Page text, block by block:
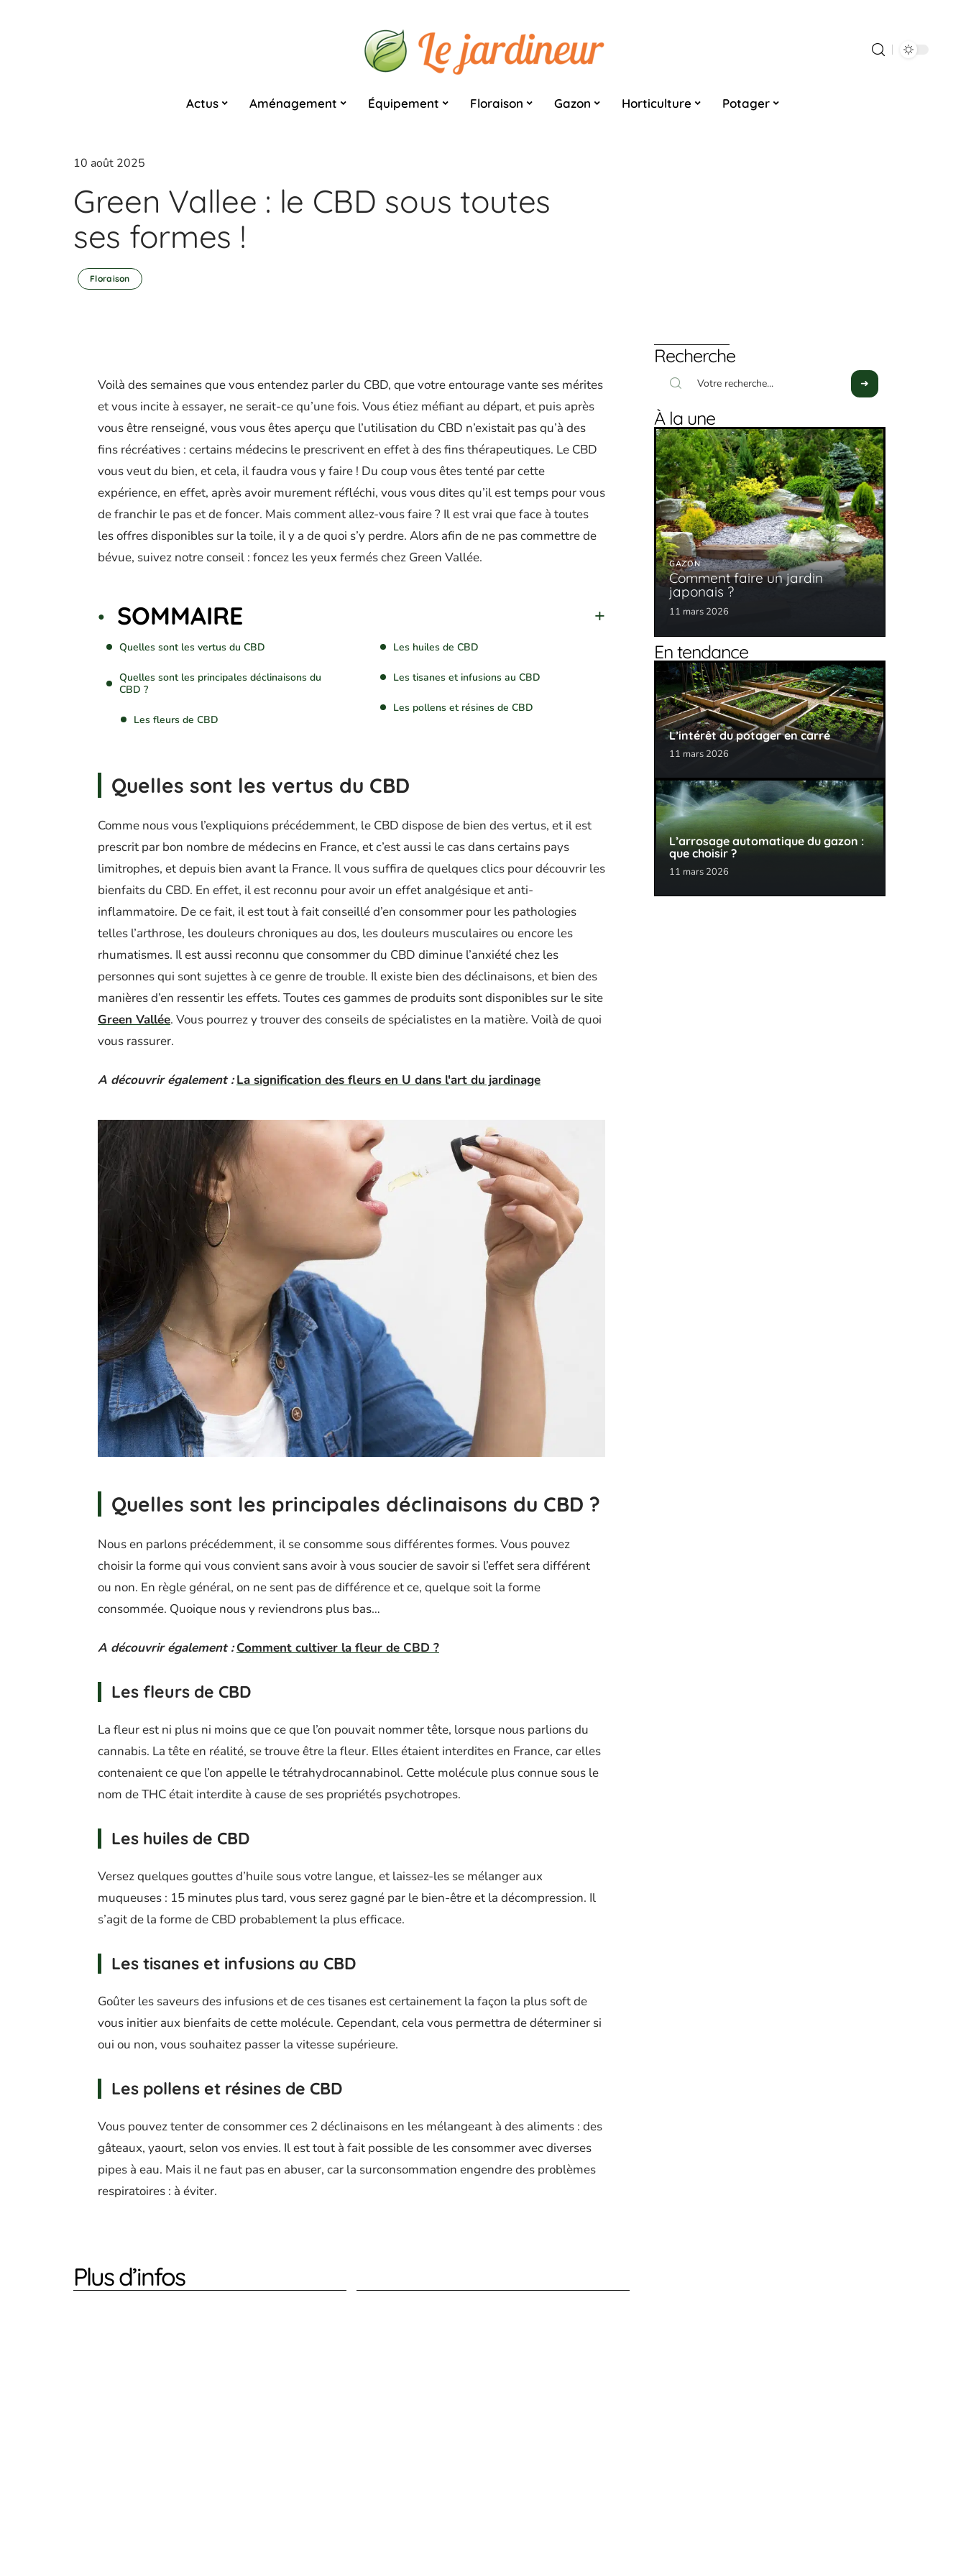
Actus Aménagement Équipement Floraison Gazon Horticulture Potager
10 août 2025
Green Vallee : le CBD sous toutes
ses formes !
Floraison
Voilà des semaines que vous entendez parler du CBD, que votre entourage vante ses mérites
et vous incite à essayer, ne serait-ce qu’une fois. Vous étiez méfiant au départ, et puis après
vous être renseigné, vous vous êtes aperçu que l’utilisation du CBD n’existait pas qu’à des
fins récréatives : certains médecins le prescrivent en effet à des fins thérapeutiques. Le CBD
vous veut du bien, et cela, il faudra vous y faire ! Du coup vous êtes tenté par cette
expérience, en effet, après avoir murement réfléchi, vous vous dites qu’il est temps pour vous
de franchir le pas et de foncer. Mais comment allez-vous faire ? Il est vrai que face à toutes
les offres disponibles sur la toile, il y a de quoi s’y perdre. Alors afin de ne pas commettre de
bévue, suivez notre conseil : foncez les yeux fermés chez Green Vallée.
SOMMAIRE
Quelles sont les vertus du CBD
Quelles sont les principales déclinaisons du
CBD ?
Les fleurs de CBD
Les huiles de CBD
Les tisanes et infusions au CBD
Les pollens et résines de CBD
Quelles sont les vertus du CBD
Comme nous vous l’expliquions précédemment, le CBD dispose de bien des vertus, et il est
prescrit par bon nombre de médecins en France, et c’est aussi le cas dans certains pays
limitrophes, et depuis bien avant la France. Il vous suffira de quelques clics pour découvrir les
bienfaits du CBD. En effet, il est reconnu pour avoir un effet analgésique et anti-
inflammatoire. De ce fait, il est tout à fait conseillé d’en consommer pour les pathologies
telles l’arthrose, les douleurs chroniques au dos, les douleurs musculaires ou encore les
rhumatismes. Il est aussi reconnu que consommer du CBD diminue l’anxiété chez les
personnes qui sont sujettes à ce genre de trouble. Il existe bien des déclinaisons, et bien des
manières d’en ressentir les effets. Toutes ces gammes de produits sont disponibles sur le site
Green Vallée. Vous pourrez y trouver des conseils de spécialistes en la matière. Voilà de quoi
vous rassurer.
A découvrir également : La signification des fleurs en U dans l'art du jardinage
Quelles sont les principales déclinaisons du CBD ?
Nous en parlons précédemment, il se consomme sous différentes formes. Vous pouvez
choisir la forme qui vous convient sans avoir à vous soucier de savoir si l’effet sera différent
ou non. En règle général, on ne sent pas de différence et ce, quelque soit la forme
consommée. Quoique nous y reviendrons plus bas…
A découvrir également : Comment cultiver la fleur de CBD ?
Les fleurs de CBD
La fleur est ni plus ni moins que ce que l’on pouvait nommer tête, lorsque nous parlions du
cannabis. La tête en réalité, se trouve être la fleur. Elles étaient interdites en France, car elles
contenaient ce que l’on appelle le tétrahydrocannabinol. Cette molécule plus connue sous le
nom de THC était interdite à cause de ses propriétés psychotropes.
Les huiles de CBD
Versez quelques gouttes d’huile sous votre langue, et laissez-les se mélanger aux
muqueuses : 15 minutes plus tard, vous serez gagné par le bien-être et la décompression. Il
s’agit de la forme de CBD probablement la plus efficace.
Les tisanes et infusions au CBD
Goûter les saveurs des infusions et de ces tisanes est certainement la façon la plus soft de
vous initier aux bienfaits de cette molécule. Cependant, cela vous permettra de déterminer si
oui ou non, vous souhaitez passer la vitesse supérieure.
Les pollens et résines de CBD
Vous pouvez tenter de consommer ces 2 déclinaisons en les mélangeant à des aliments : des
gâteaux, yaourt, selon vos envies. Il est tout à fait possible de les consommer avec diverses
pipes à eau. Mais il ne faut pas en abuser, car la surconsommation engendre des problèmes
respiratoires : à éviter.
Plus d’infos
Recherche
À la une
GAZON
Comment faire un jardin
japonais ?
11 mars 2026
En tendance
L’intérêt du potager en carré
11 mars 2026
L’arrosage automatique du gazon :
que choisir ?
11 mars 2026